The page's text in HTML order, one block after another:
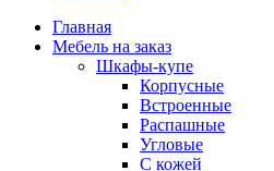
Главная
Мебель на заказ
Шкафы-купе
Корпусные
Встроенные
Распашные
Угловые
С кожей